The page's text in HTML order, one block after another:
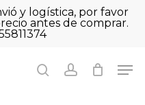
y logística, por favor
antes de comprar.
searchaccount
Close
en
de
batería